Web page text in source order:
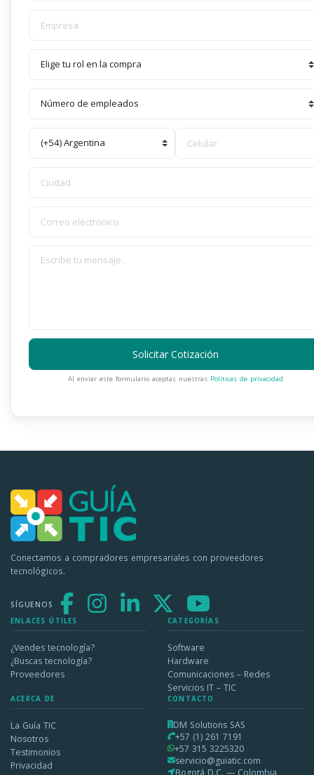
Al enviar este formulario aceptas nuestras Políticas de privacidad
Solicitar Cotización
Conectamos a compradores empresariales con proveedores
tecnológicos.
SÍGUENOS
ENLACES ÚTILES
¿Vendes tecnología?
¿Buscas tecnología?
Proveedores
CATEGORÍAS
Software
Hardware
Comunicaciones – Redes
Servicios IT – TIC
ACERCA DE
La Guía TIC
Nosotros
Testimonios
Privacidad
CONTACTO
DM Solutions SAS
+57 (1) 261 7191
+57 315 3225320
servicio@guiatic.com
Bogotá D.C. — Colombia